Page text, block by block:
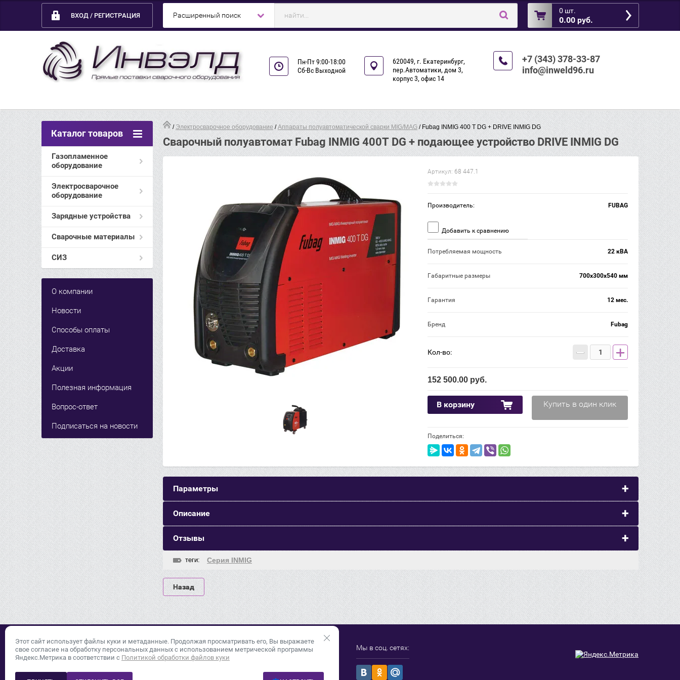
О компании
Пн-Пт 9:00-18:00
Сб-Вс Выходной
620049, г. Екатеринбург,
пер.Автоматики, дом 3,
корпус 3, офис 14
+7 (343) 378-33-87
info@inweld96.ru
ВХОД / РЕГИСТРАЦИЯ
0 шт.
0.00 руб.
Расширенный поиск
Каталог товаров
Газопламенное
оборудование
Электросварочное
оборудование
Зарядные устройства
Сварочные материалы
СИЗ
О компании
Новости
Способы оплаты
Доставка
Акции
Полезная информация
Вопрос-ответ
Подписаться на новости
/ Электросварочное оборудование / Аппараты полуавтоматической сварки MIG/MAG / Fubag INMIG 400 T DG + DRIVE INMIG DG
Сварочный полуавтомат Fubag INMIG 400T DG + подающее устройство DRIVE INMIG DG
Артикул: 68 447.1
Производитель: FUBAG
Добавить к сравнению
Потребляемая мощность 22 кВА
Габаритные размеры 700х300х540 мм
Гарантия 12 мес.
Бренд Fubag
Кол-во: − +
152 500.00 руб.
В корзину Купить в один клик
Поделиться:
Параметры
Описание
Отзывы
теги: Серия INMIG
Назад
© 2015 - 2026
Политика конфиденциальности
+7 (343) 378-33-87 info@inweld96.ru Мы в соц. сетях:
Этот сайт использует файлы куки и метаданные. Продолжая просматривать его, Вы выражаете
свое согласие на обработку персональных данных с использованием метрической программы
Яндекс.Метрика в соответствии с Политикой обработки файлов куки